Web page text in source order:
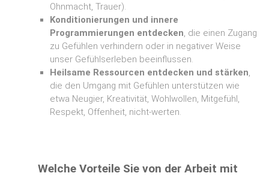
Ohnmacht, Trauer).
Konditionierungen und innere
Programmierungen entdecken, die einen Zugang
zu Gefühlen verhindern oder in negativer Weise
unser Gefühlserleben beeinflussen.
Heilsame Ressourcen entdecken und stärken,
die den Umgang mit Gefühlen unterstützen wie
etwa Neugier, Kreativität, Wohlwollen, Mitgefühl,
Respekt, Offenheit, nicht-werten.
Welche Vorteile Sie von der Arbeit mit